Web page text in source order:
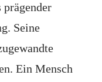
prägender
Seine
Ein Mensch